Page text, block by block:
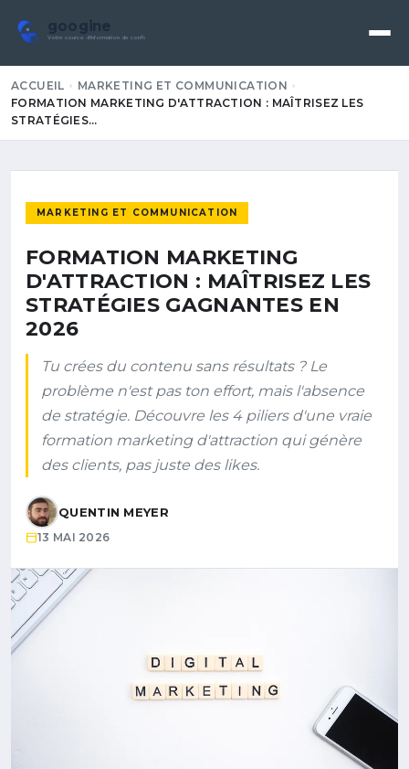
googine
Votre source d'information de confiance
ACCUEIL
MARKETING ET COMMUNICATION
FORMATION MARKETING D'ATTRACTION : MAÎTRISEZ LES
STRATÉGIES…
MARKETING ET COMMUNICATION
FORMATION MARKETING
D'ATTRACTION : MAÎTRISEZ LES
STRATÉGIES GAGNANTES EN
2026
Tu crées du contenu sans résultats ? Le
problème n'est pas ton effort, mais l'absence
de stratégie. Découvre les 4 piliers d'une vraie
formation marketing d'attraction qui génère
des clients, pas juste des likes.
QUENTIN MEYER
13 MAI 2026